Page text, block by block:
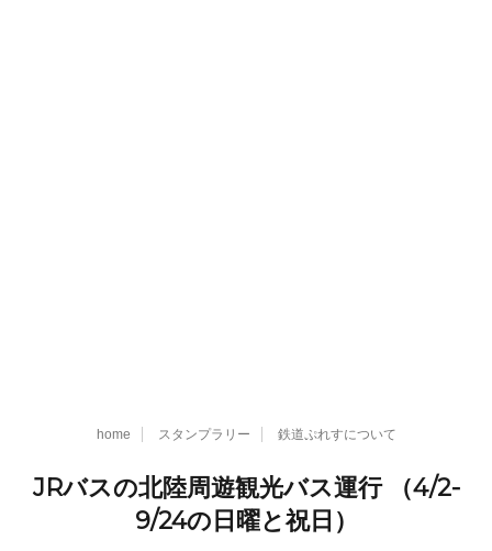
home スタンプラリー 鉄道ぷれすについて
JRバスの北陸周遊観光バス運行 （4/2-
9/24の日曜と祝日）